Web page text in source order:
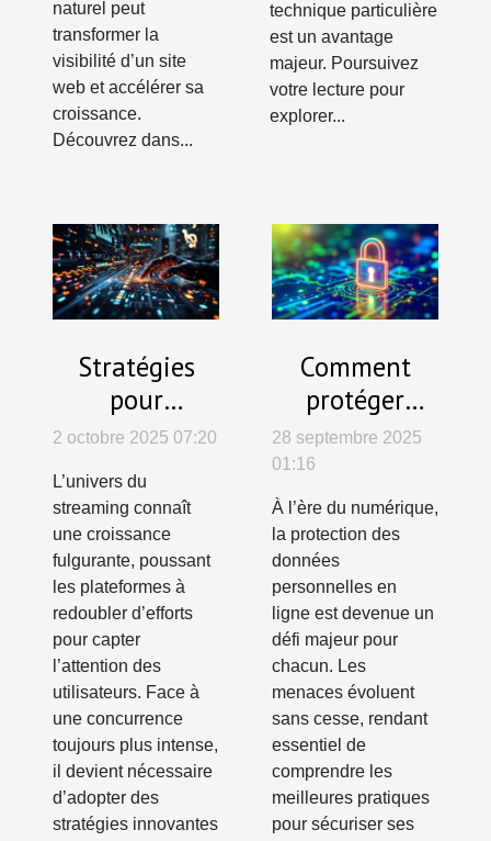
naturel peut
transformer la
visibilité d’un site
web et accélérer sa
croissance.
Découvrez dans...
technique particulière
est un avantage
majeur. Poursuivez
votre lecture pour
explorer...
Stratégies
pour
augmenter
l'engagement
sur les
plateformes
de streaming
2 octobre 2025 07:20
L’univers du
streaming connaît
une croissance
fulgurante, poussant
les plateformes à
redoubler d’efforts
pour capter
l’attention des
utilisateurs. Face à
une concurrence
toujours plus intense,
il devient nécessaire
d’adopter des
stratégies innovantes
Comment
protéger
efficacement
vos données
personnelles
en ligne ?
28 septembre 2025
01:16
À l’ère du numérique,
la protection des
données
personnelles en
ligne est devenue un
défi majeur pour
chacun. Les
menaces évoluent
sans cesse, rendant
essentiel de
comprendre les
meilleures pratiques
pour sécuriser ses